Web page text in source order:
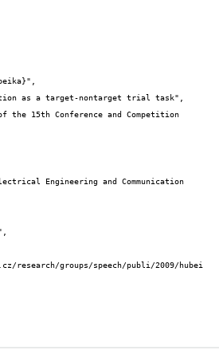
research/groups/speech/publi/2009/hubei